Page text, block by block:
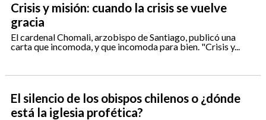
Crisis y misión: cuando la crisis se vuelve
gracia
El cardenal Chomali, arzobispo de Santiago, publicó una
carta que incomoda, y que incomoda para bien. "Crisis y...
El silencio de los obispos chilenos o ¿dónde
está la iglesia profética?